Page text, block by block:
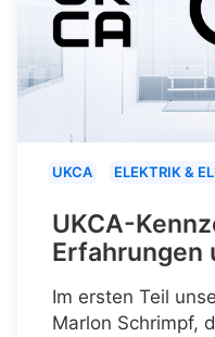
UKCA ELEKTRIK &
UKCA-
Erfahrungen
Im ersten Teil
Marlon Schrimpf,